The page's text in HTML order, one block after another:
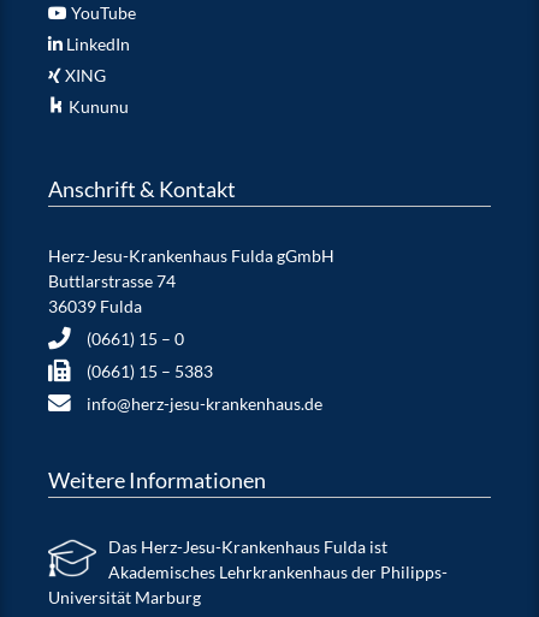
YouTube
LinkedIn
XING
Kununu
Anschrift & Kontakt
Herz-Jesu-Krankenhaus Fulda gGmbH
Buttlarstrasse 74
36039 Fulda
(0661) 15 – 0
(0661) 15 – 5383
info@herz-jesu-krankenhaus.de
Weitere Informationen
Das Herz-Jesu-Krankenhaus Fulda ist
Akademisches Lehrkrankenhaus der Philipps-
Universität Marburg